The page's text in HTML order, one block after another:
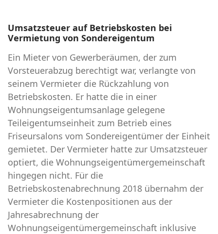
Umsatzsteuer auf Betriebskosten bei
Vermietung von Sondereigentum
Ein Mieter von Gewerberäumen, der zum
Vorsteuerabzug berechtigt war, verlangte von
seinem Vermieter die Rückzahlung von
Betriebskosten. Er hatte die in einer
Wohnungseigentumsanlage gelegene
Teileigentumseinheit zum Betrieb eines
Friseursalons vom Sondereigentümer der Einheit
gemietet. Der Vermieter hatte zur Umsatzsteuer
optiert, die Wohnungseigentümergemeinschaft
hingegen nicht. Für die
Betriebskostenabrechnung 2018 übernahm der
Vermieter die Kostenpositionen aus der
Jahresabrechnung der
Wohnungseigentümergemeinschaft inklusive